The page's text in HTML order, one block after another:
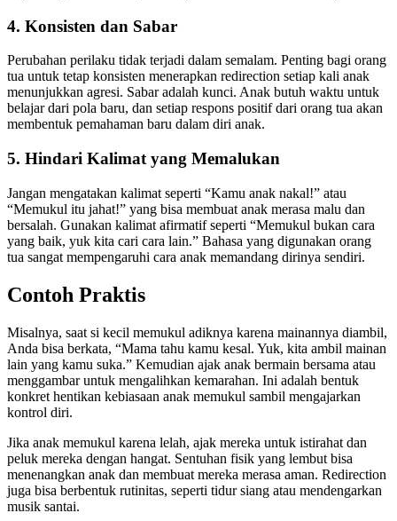
4. Konsisten dan Sabar
Perubahan perilaku tidak terjadi dalam semalam. Penting bagi orang
tua untuk tetap konsisten menerapkan redirection setiap kali anak
menunjukkan agresi. Sabar adalah kunci. Anak butuh waktu untuk
belajar dari pola baru, dan setiap respons positif dari orang tua akan
membentuk pemahaman baru dalam diri anak.
5. Hindari Kalimat yang Memalukan
Jangan mengatakan kalimat seperti “Kamu anak nakal!” atau
“Memukul itu jahat!” yang bisa membuat anak merasa malu dan
bersalah. Gunakan kalimat afirmatif seperti “Memukul bukan cara
yang baik, yuk kita cari cara lain.” Bahasa yang digunakan orang
tua sangat mempengaruhi cara anak memandang dirinya sendiri.
Contoh Praktis
Misalnya, saat si kecil memukul adiknya karena mainannya diambil,
Anda bisa berkata, “Mama tahu kamu kesal. Yuk, kita ambil mainan
lain yang kamu suka.” Kemudian ajak anak bermain bersama atau
menggambar untuk mengalihkan kemarahan. Ini adalah bentuk
konkret hentikan kebiasaan anak memukul sambil mengajarkan
kontrol diri.
Jika anak memukul karena lelah, ajak mereka untuk istirahat dan
peluk mereka dengan hangat. Sentuhan fisik yang lembut bisa
menenangkan anak dan membuat mereka merasa aman. Redirection
juga bisa berbentuk rutinitas, seperti tidur siang atau mendengarkan
musik santai.